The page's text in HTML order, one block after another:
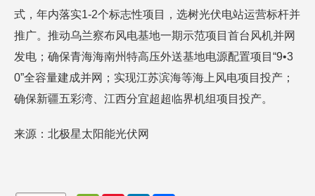
式，年内落实1-2个标志性项目，选树光伏电站运营标杆并
推广。推动乌兰察布风电基地一期示范项目首台风机并网
发电；确保青海海南州特高压外送基地电源配置项目“9•3
0”全容量建成并网；实现江苏滨海等海上风电项目投产；
确保新疆五彩湾、江西分宜超超临界机组项目投产。
来源：北极星太阳能光伏网